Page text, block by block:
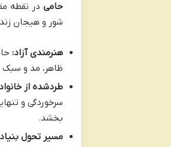
حامی در نقطه
شور و هیجان
هنرمندی آزاد:
ظاهر، مد و
طردشده از
سرخوردگی و
بخشد.
مسیر تحول